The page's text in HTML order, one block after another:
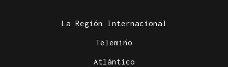
La Región Internacional
Telemiño
Atlántico